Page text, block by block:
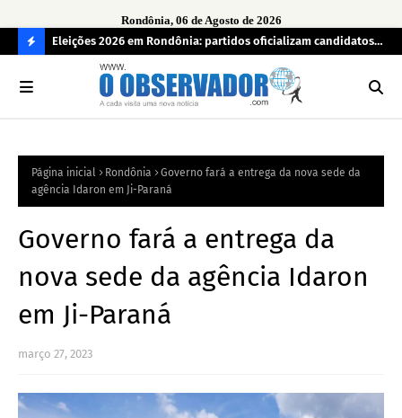
Rondônia, 06 de Agosto de 2026
O
R
Eleições 2026 em Rondônia: partidos oficializam candidatos a
deputado estadual, partidos não conseguem formar chapas
completas
Página inicial Rondônia
Governo fará a entrega da nova sede da
agência Idaron em Ji-Paraná
Governo fará a entrega da
nova sede da agência Idaron
em Ji-Paraná
março 27, 2023